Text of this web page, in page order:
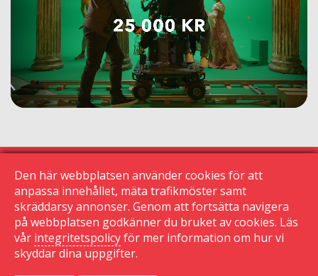
© 2015 Krogguiden.se
113 24 Stockholm
|
Kontakta oss |Den här sidan använder cookies
Den här webbplatsen använder cookies för att
anpassa innehållet, mäta trafikmöster samt
skräddarsy annonser. Genom att fortsätta navigera
på webbplatsen godkänner du bruket av cookies. Läs
vår integritetspolicyför mer information om hur vi
skyddar dina uppgifter.